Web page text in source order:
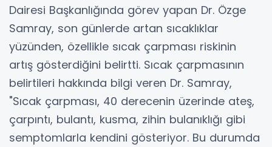
Dairesi Başkanlığında görev yapan Dr. Özge
Samray, son günlerde artan sıcaklıklar
yüzünden, özellikle sıcak çarpması riskinin
artış gösterdiğini belirtti. Sıcak çarpmasının
belirtileri hakkında bilgi veren Dr. Samray,
"Sıcak çarpması, 40 derecenin üzerinde ateş,
çarpıntı, bulantı, kusma, zihin bulanıklığı gibi
semptomlarla kendini gösteriyor. Bu durumda